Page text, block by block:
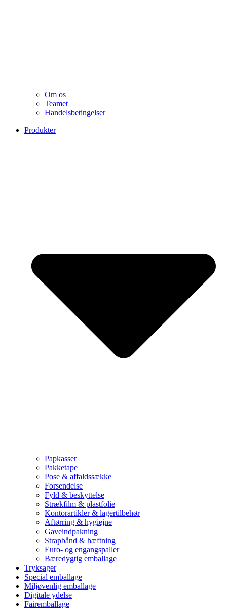
Om os
Teamet
Handelsbetingelser
Produkter
Papkasser
Pakketape
Pose & affaldssække
Forsendelse
Fyld & beskyttelse
Strækfilm & plastfolie
Kontorartikler & lagertilbehør
Aftørring & hygiejne
Gaveindpakning
Strapbånd & hæftning
Euro- og engangspaller
Bæredygtig emballage
Tryksager
Special emballage
Miljøvenlig emballage
Digitale ydelse
Fairemballage